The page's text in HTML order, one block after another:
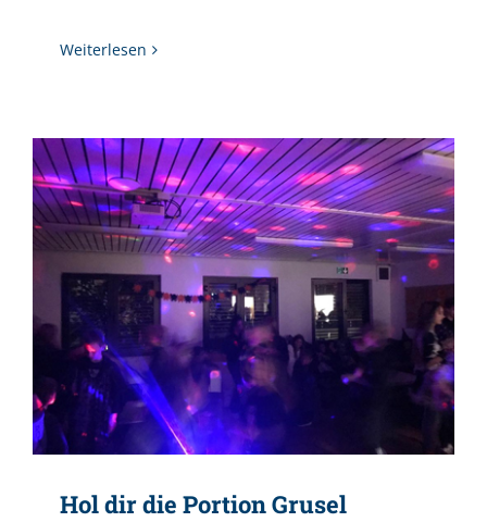
Weiterlesen
Hol dir die Portion Grusel